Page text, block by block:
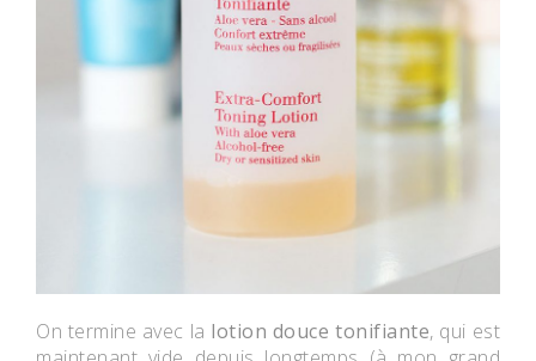
On termine avec la lotion douce tonifiante, qui est